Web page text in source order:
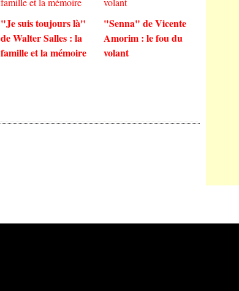
"Je suis toujours là"
de Walter Salles : la
famille et la mémoire
"Senna" de Vicente
Amorim : le fou du
volant